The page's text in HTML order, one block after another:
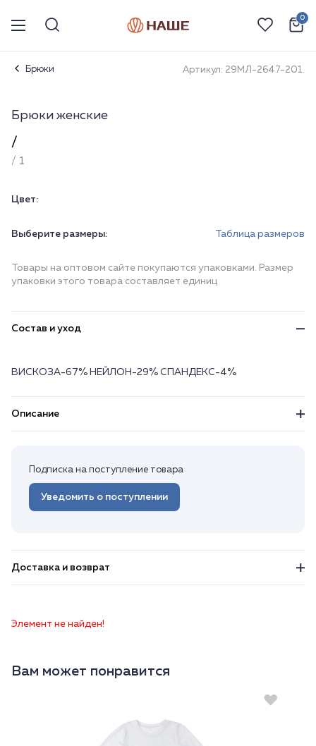
0
Брюки Артикул: 29МЛ-2647-201.
Брюки женские
/
/ 1
Цвет:
Выберите размеры: Таблица размеров
Товары на оптовом сайте покупаются упаковками. Размер
упаковки этого товара составляет единиц
Состав и уход
ВИСКОЗА-67% НЕЙЛОН-29% СПАНДЕКС-4%
Описание
Подписка на поступление товара
Уведомить о поступлении
Доставка и возврат
Элемент не найден!
Вам может понравится